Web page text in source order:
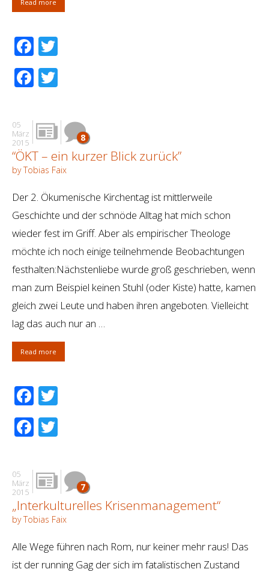
Read more
Facebook
Facebook
05
März
2015
8
“ÖKT – ein kurzer Blick zurück”
by Tobias Faix
Der 2. Ökumenische Kirchentag ist mittlerweile
Geschichte und der schnöde Alltag hat mich schon
wieder fest im Griff. Aber als empirischer Theologe
möchte ich noch einige teilnehmende Beobachtungen
festhalten:Nächstenliebe wurde groß geschrieben, wenn
man zum Beispiel keinen Stuhl (oder Kiste) hatte, kamen
gleich zwei Leute und haben ihren angeboten. Vielleicht
lag das auch nur an …
Read more
Facebook
Facebook
05
März
2015
7
„Interkulturelles Krisenmanagement“
by Tobias Faix
Alle Wege führen nach Rom, nur keiner mehr raus! Das
ist der running Gag der sich im fatalistischen Zustand